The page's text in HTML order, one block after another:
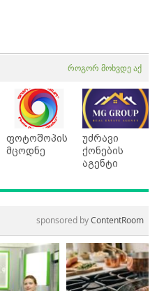
როგორ მოხვდე აქ
ფოტოშოპის
მცოდნე
უძრავი
ქონების
აგენტი
sponsored byContentRoom